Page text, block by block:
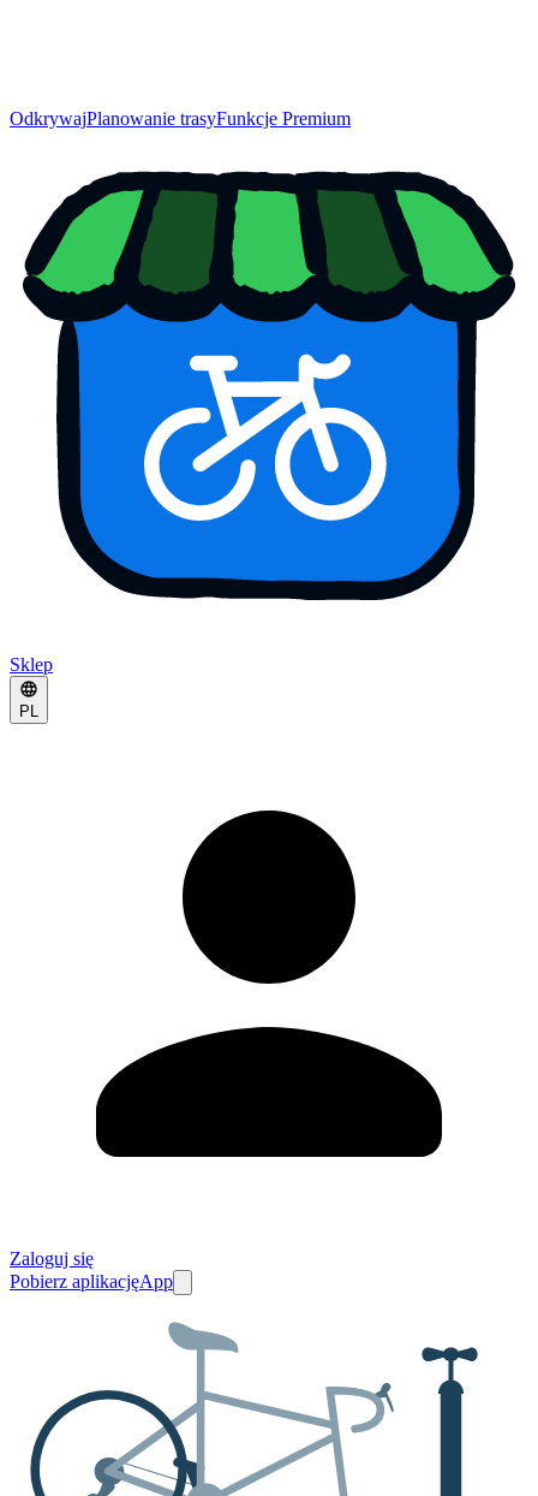
OdkrywajPlanowanie trasyFunkcje Premium
Sklep
PL
Zaloguj się
Pobierz aplikacjęApp